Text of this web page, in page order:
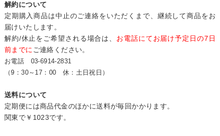
解約について
定期購入商品は中止のご連絡をいただくまで、継続して商品をお
届けいたします。
解約/休止をご希望される場合は、 お電話にてお届け予定日の7日
前までに ご連絡ください。
お電話 03-6914-2831
（9：30～17：00 休：土日祝日）
送料について
定期便には商品代金のほかに送料が毎回かかります。
関東で￥1023です。